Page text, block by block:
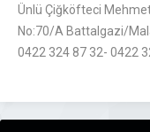
Ünlü Çiğköfteci
No:70/A Battalgazi/
0422 324 87 32- 0422